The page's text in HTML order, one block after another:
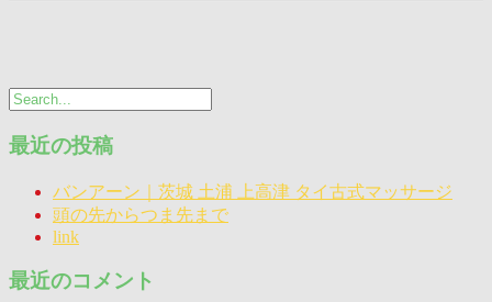
最近の投稿
バンアーン｜茨城 土浦 上高津 タイ古式マッサージ
頭の先からつま先まで
link
最近のコメント